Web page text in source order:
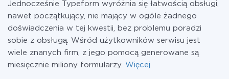
Jednocześnie Typeform wyróżnia się łatwością obsługi,
nawet początkujący, nie mający w ogóle żadnego
doświadczenia w tej kwestii, bez problemu poradzi
sobie z obsługą. Wśród użytkowników serwisu jest
wiele znanych firm, z jego pomocą generowane są
miesięcznie miliony formularzy. Więcej